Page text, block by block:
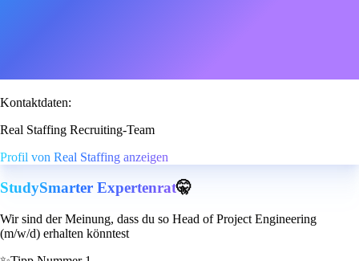
Kontaktdaten:
Real Staffing Recruiting-Team
Profil von Real Staffing anzeigen
StudySmarter Expertenrat🤫
Wir sind der Meinung, dass du so Head of Project Engineering
(m/w/d) erhalten könntest